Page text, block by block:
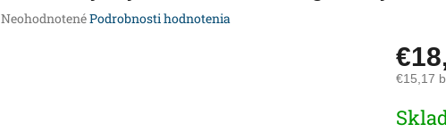
Priemerné
NeohodnotenéPodrobnosti hodnotenia
€15,17
cena: